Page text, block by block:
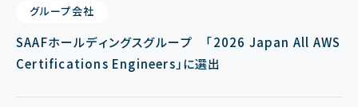
グループ会社
SAAFホールディングスグループ 「2026 Japan All AWS
Certifications Engineers」に選出